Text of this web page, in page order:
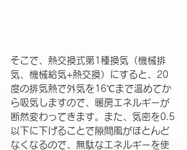
そこで、熱交換式第1種換気（機械排
気、機械給気+熱交換）にすると、20
度の排気熱で外気を16℃まで温めてか
ら吸気しますので、暖房エネルギーが
断然変わってきます。また、気密を0.5
以下に下げることで隙間風がほとんど
なくなるので、無駄なエネルギーを使